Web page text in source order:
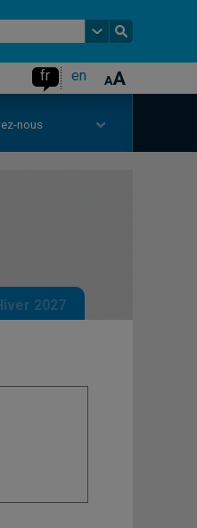
fr en
nous
2027